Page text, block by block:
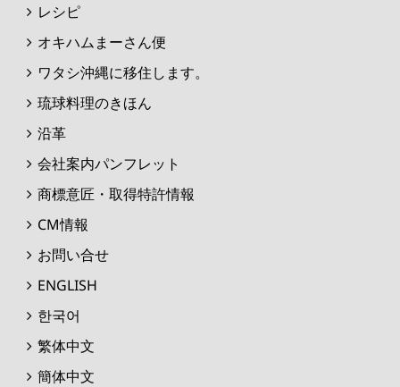
レシピ
オキハムまーさん便
ワタシ沖縄に移住します。
琉球料理のきほん
沿革
会社案内パンフレット
商標意匠・取得特許情報
CM情報
お問い合せ
ENGLISH
한국어
繁体中文
簡体中文